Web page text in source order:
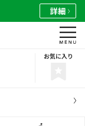
詳細
お気に入り